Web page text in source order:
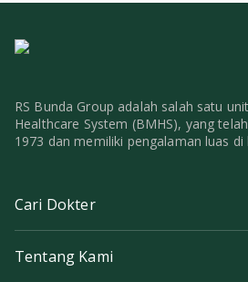
RS Bunda Group adalah salah satu
Healthcare System (BMHS), yang
1973 dan memiliki pengalaman luas
Cari Dokter
Tentang Kami